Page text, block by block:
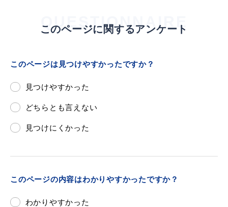
窓口案内
募集情報
電子申請
QUESTIONNAIRE
このページに関するアンケート
このページは見つけやすかったですか？
見つけやすかった
どちらとも言えない
見つけにくかった
このページの内容はわかりやすかったですか？
わかりやすかった